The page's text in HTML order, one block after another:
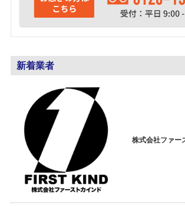
新着業者
株式会社ファー